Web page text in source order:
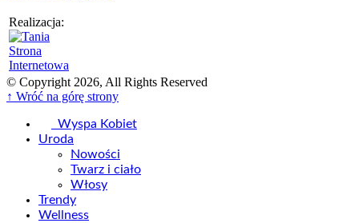
Realizacja:
© Copyright 2026, All Rights Reserved
↑ Wróć na górę strony
Wyspa Kobiet
Uroda
Nowości
Twarz i ciało
Włosy
Trendy
Wellness